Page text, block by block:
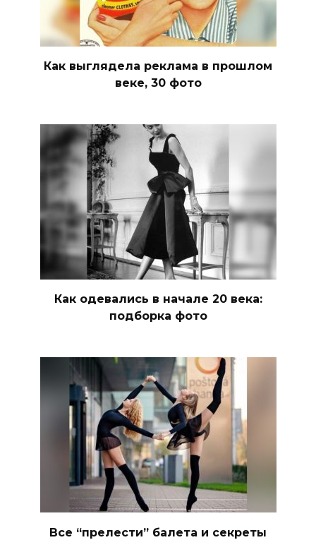
Как выглядела реклама в прошлом
веке, 30 фото
Как одевались в начале 20 века:
подборка фото
Все “прелести” балета и секреты